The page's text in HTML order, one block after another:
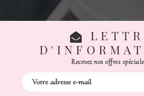
Recevez nos offres